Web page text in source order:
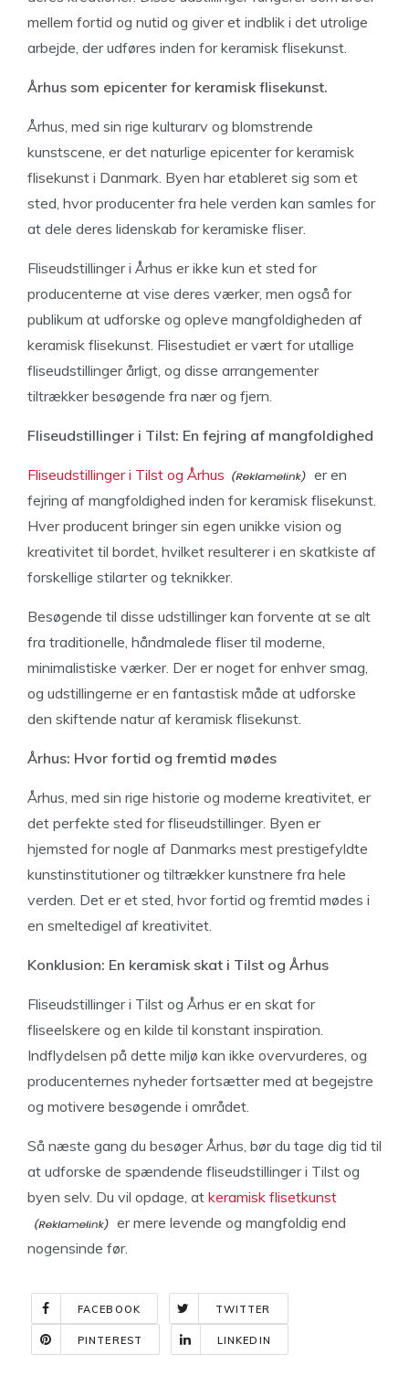
mellem fortid og nutid og giver et indblik i det utrolige
arbejde, der udføres inden for keramisk flisekunst.
Århus som epicenter for keramisk flisekunst.
Århus, med sin rige kulturarv og blomstrende
kunstscene, er det naturlige epicenter for keramisk
flisekunst i Danmark. Byen har etableret sig som et
sted, hvor producenter fra hele verden kan samles for
at dele deres lidenskab for keramiske fliser.
Fliseudstillinger i Århus er ikke kun et sted for
producenterne at vise deres værker, men også for
publikum at udforske og opleve mangfoldigheden af
keramisk flisekunst. Flisestudiet er vært for utallige
fliseudstillinger årligt, og disse arrangementer
tiltrækker besøgende fra nær og fjern.
Fliseudstillinger i Tilst: En fejring af mangfoldighed
Fliseudstillinger i Tilst og Århus
er en
fejring af mangfoldighed inden for keramisk flisekunst.
Hver producent bringer sin egen unikke vision og
kreativitet til bordet, hvilket resulterer i en skatkiste af
forskellige stilarter og teknikker.
Besøgende til disse udstillinger kan forvente at se alt
fra traditionelle, håndmalede fliser til moderne,
minimalistiske værker. Der er noget for enhver smag,
og udstillingerne er en fantastisk måde at udforske
den skiftende natur af keramisk flisekunst.
Århus: Hvor fortid og fremtid mødes
Århus, med sin rige historie og moderne kreativitet, er
det perfekte sted for fliseudstillinger. Byen er
hjemsted for nogle af Danmarks mest prestigefyldte
kunstinstitutioner og tiltrækker kunstnere fra hele
verden. Det er et sted, hvor fortid og fremtid mødes i
en smeltedigel af kreativitet.
Konklusion: En keramisk skat i Tilst og Århus
Fliseudstillinger i Tilst og Århus er en skat for
fliseelskere og en kilde til konstant inspiration.
Indflydelsen på dette miljø kan ikke overvurderes, og
producenternes nyheder fortsætter med at begejstre
og motivere besøgende i området.
Så næste gang du besøger Århus, bør du tage dig tid til
at udforske de spændende fliseudstillinger i Tilst og
byen selv. Du vil opdage, at keramisk flisetkunst
er mere levende og mangfoldig end
nogensinde før.
FACEBOOK TWITTER
PINTEREST LINKEDIN